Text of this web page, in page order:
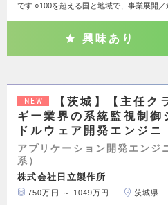
です ○100を超える国と地域で、事業展開／
興味あり
NEW
【茨城】【主任ク
ギー業界の系統監視制御
ドルウェア開発エンジニ
アプリケーション開発エンジ
系）
株式会社日立製作所
750万円 ～ 1049万円 茨城県